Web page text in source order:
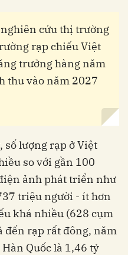
cứu thị trường
rạp chiếu Việt
trưởng hàng năm
thu vào năm 2027
số lượng rạp ở Việt
so với gần 100
ảnh phát triển như
triệu người - ít hơn
khá nhiều (628 cụm
đến rạp rất đông, năm
Quốc là 1,46 tỷ